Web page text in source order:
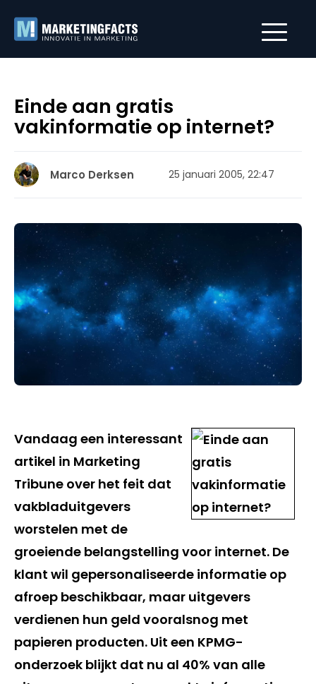
Einde aan gratis
vakinformatie op internet?
Marco Derksen 25 januari 2005, 22:47
Vandaag een interessant
artikel in Marketing
Tribune over het feit dat
vakbladuitgevers
worstelen met de
groeiende belangstelling voor internet. De
klant wil gepersonaliseerde informatie op
afroep beschikbaar, maar uitgevers
verdienen hun geld vooralsnog met
papieren producten. Uit een KPMG-
onderzoek blijkt dat nu al 40% van alle